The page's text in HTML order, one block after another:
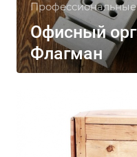
Офисный
Флагман